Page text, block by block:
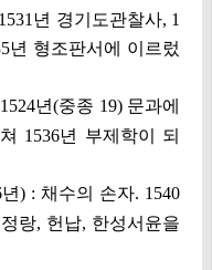
년 경기도관찰사, 1
년 형조판서에 이르렀
년(중종 19) 문과에
1536년 부제학이 되
) : 채수의 손자. 1540
랑, 헌납, 한성서윤을